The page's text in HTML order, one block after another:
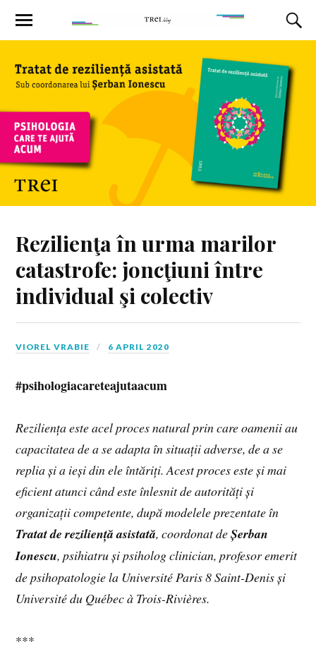
Rezilienţa în urma marilor
catastrofe: joncţiuni între
individual şi colectiv
VIOREL VRABIE 6 APRIL 2020
#psihologiacareteajutaacum
Reziliența este acel proces natural prin care oamenii au
capacitatea de a se adapta în situații adverse, de a se
replia și a ieși din ele întăriți. Acest proces este și mai
eficient atunci când este înlesnit de autorități și
organizații competente, după modelele prezentate în
Tratat de reziliență asistată, coordonat deȘerban
Ionescu, psihiatru și psiholog clinician, profesor emerit
de psihopatologie la Université Paris 8 Saint-Denis și
Université du Québec à Trois-Rivières.
***